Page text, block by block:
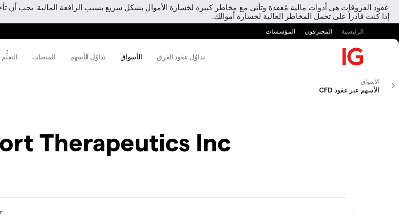
عقود الفروقات هي أدوات مالية مُعقدة وتأتي مع مخاطر كبيرة لخسارة الأموال بشكل سريع بسبب الرافعة المالية. يجب أن
إذا كنت قادراً على تحمل المخاطر العالية لخسارة أموالك.
الرئيسية المحترفون المؤسسات
تداوُل عقود الفرق الأسواق تداوُل الأسهم المنصات التعلُّم
الأسواق
الأسهم عبر عقود CFD
Therapeutics Inc